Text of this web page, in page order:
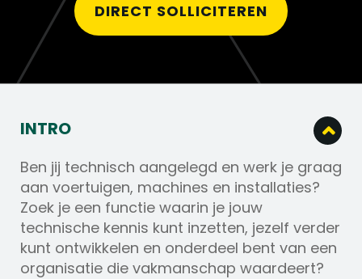
DIRECT SOLLICITEREN
INTRO
Ben jij technisch aangelegd en werk je graag
aan voertuigen, machines en installaties?
Zoek je een functie waarin je jouw
technische kennis kunt inzetten, jezelf verder
kunt ontwikkelen en onderdeel bent van een
organisatie die vakmanschap waardeert?